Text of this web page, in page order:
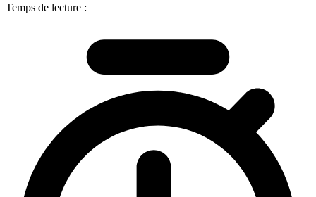
Temps de lecture :